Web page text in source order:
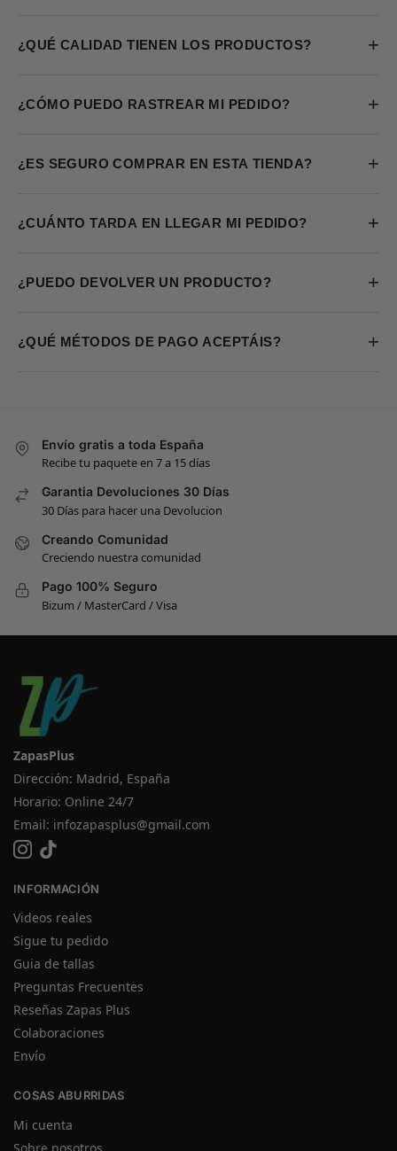
¿QUÉ CALIDAD TIENEN LOS PRODUCTOS? +
¿CÓMO PUEDO RASTREAR MI PEDIDO? +
¿ES SEGURO COMPRAR EN ESTA TIENDA? +
¿CUÁNTO TARDA EN LLEGAR MI PEDIDO? +
¿PUEDO DEVOLVER UN PRODUCTO? +
¿QUÉ MÉTODOS DE PAGO ACEPTÁIS? +
Envío gratis a toda España
Recibe tu paquete en 7 a 15 días
Garantia Devoluciones 30 Días
30 Días para hacer una Devolucion
Creando Comunidad
Creciendo nuestra comunidad
Pago 100% Seguro
Bizum / MasterCard / Visa
ZapasPlus
Dirección: Madrid, España
Horario: Online 24/7
Email: infozapasplus@gmail.com
INFORMACIÓN
Videos reales
Sigue tu pedido
Guia de tallas
Preguntas Frecuentes
Reseñas Zapas Plus
Colaboraciones
Envío
COSAS ABURRIDAS
Mi cuenta